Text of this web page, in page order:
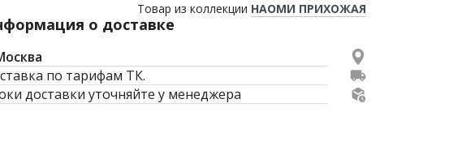
Товар из коллекции НАОМИ ПРИХОЖАЯ
о доставке
по тарифам ТК.
доставки уточняйте у менеджера